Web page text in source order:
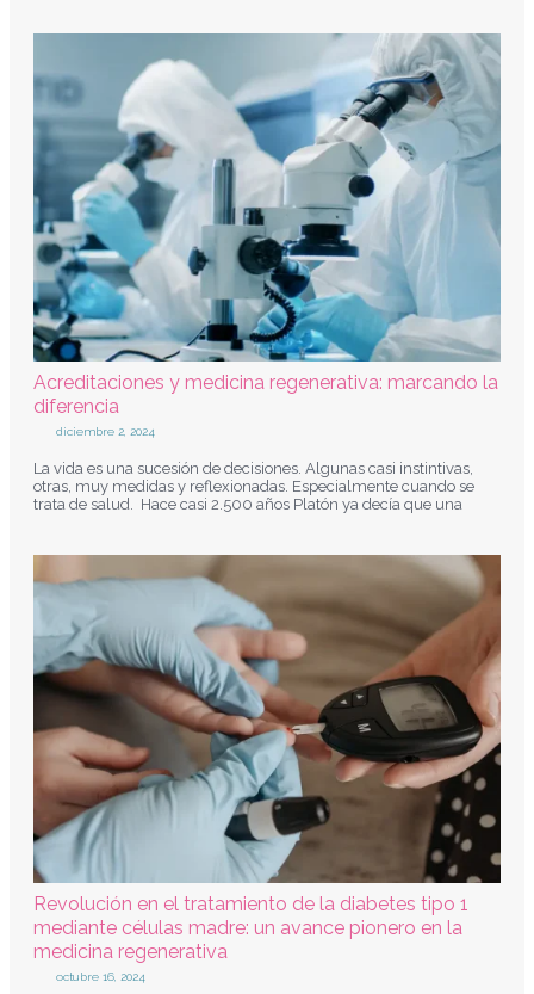
Acreditaciones y medicina regenerativa: marcando la
diferencia
diciembre 2, 2024
La vida es una sucesión de decisiones. Algunas casi instintivas,
otras, muy medidas y reflexionadas. Especialmente cuando se
trata de salud. Hace casi 2.500 años Platón ya decía que una
Revolución en el tratamiento de la diabetes tipo 1
mediante células madre: un avance pionero en la
medicina regenerativa
octubre 16, 2024